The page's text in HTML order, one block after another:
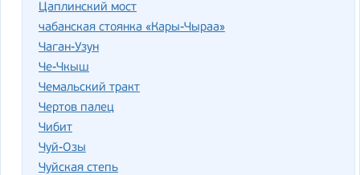
Цаплинский мост
чабанская стоянка «Кары-Чыраа»
Чаган-Узун
Че-Чкыш
Чемальский тракт
Чертов палец
Чибит
Чуй-Озы
Чуйская степь